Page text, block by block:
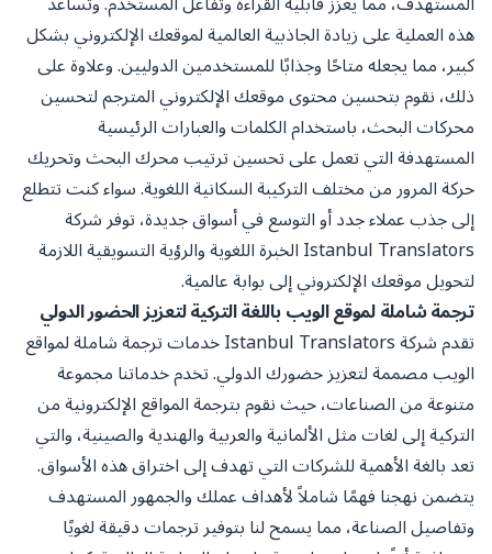
هذه العملية على زيادة الجاذبية العالمية لموقعك الإلكتروني بشكل
كبير، مما يجعله متاحًا وجذابًا للمستخدمين الدوليين. وعلاوة على
ذلك، نقوم بتحسين محتوى موقعك الإلكتروني المترجم لتحسين
محركات البحث، باستخدام الكلمات والعبارات الرئيسية
المستهدفة التي تعمل على تحسين ترتيب محرك البحث وتحريك
حركة المرور من مختلف التركيبة السكانية اللغوية. سواء كنت تتطلع
إلى جذب عملاء جدد أو التوسع في أسواق جديدة، توفر شركة
Istanbul Translators الخبرة اللغوية والرؤية التسويقية اللازمة
لتحويل موقعك الإلكتروني إلى بوابة عالمية.
ترجمة شاملة لموقع الويب باللغة التركية لتعزيز الحضور الدولي
تقدم شركة Istanbul Translators خدمات ترجمة شاملة لمواقع
الويب مصممة لتعزيز حضورك الدولي. تخدم خدماتنا مجموعة
متنوعة من الصناعات، حيث نقوم بترجمة المواقع الإلكترونية من
التركية إلى لغات مثل الألمانية والعربية والهندية والصينية، والتي
تعد بالغة الأهمية للشركات التي تهدف إلى اختراق هذه الأسواق.
يتضمن نهجنا فهمًا شاملاً لأهداف عملك والجمهور المستهدف
وتفاصيل الصناعة، مما يسمح لنا بتوفير ترجمات دقيقة لغويًا